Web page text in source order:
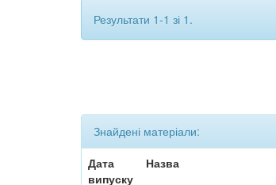
Результати 1-1 зі 1.
Знайдені матеріали:
Дата
випуску
Назва